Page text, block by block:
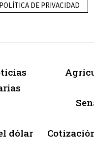
POLÍTICA DE PRIVACIDAD
dólar